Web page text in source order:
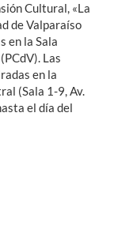
Cultural, «La
de Valparaíso
en la Sala
Las
en la
(Sala 1-9, Av.
el día del